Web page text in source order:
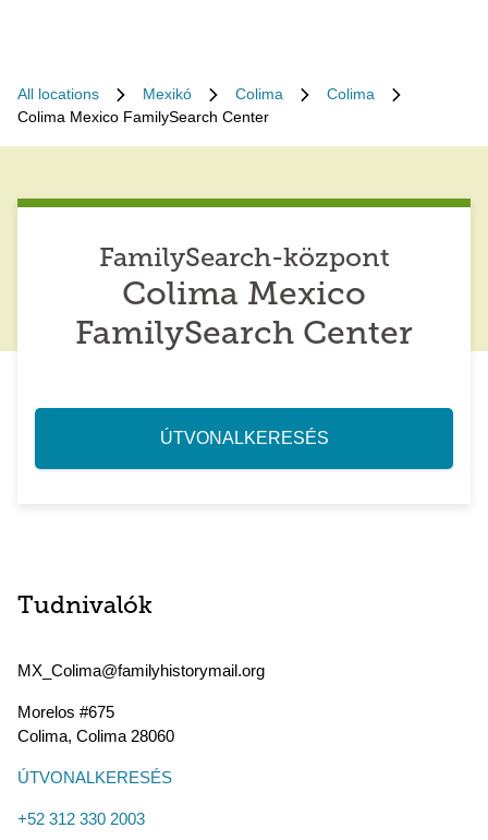
All locations Mexikó Colima
Colima
Colima Mexico FamilySearch Center
FamilySearch-központ
Colima Mexico
FamilySearch Center
ÚTVONALKERESÉS
Tudnivalók
MX_Colima@familyhistorymail.org
Morelos #675
Colima, Colima 28060
ÚTVONALKERESÉS
+52 312 330 2003